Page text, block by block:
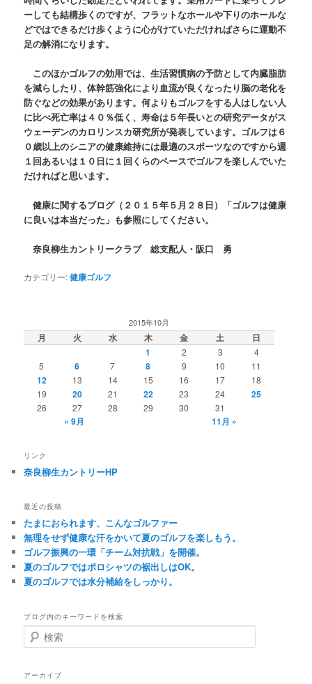
ーしても結構歩くのですが、フラットなホールや下りのホールな
どではできるだけ歩くように心がけていただければさらに運動不
足の解消になります。
このほかゴルフの効用では、生活習慣病の予防として内臓脂肪
を減らしたり、体幹筋強化により血流が良くなったり脳の老化を
防ぐなどの効果があります。何よりもゴルフをする人はしない人
に比べ死亡率は４０％低く、寿命は５年長いとの研究データがス
ウェーデンのカロリンスカ研究所が発表しています。ゴルフは６
０歳以上のシニアの健康維持には最適のスポーツなのですから週
１回あるいは１０日に１回くらのペースでゴルフを楽しんでいた
だければと思います。
健康に関するブログ（２０１５年５月２８日）「ゴルフは健康
に良いは本当だった」も参照にしてください。
奈良柳生カントリークラブ 総支配人・阪口 勇
カテゴリー:健康ゴルフ
2015年10月
月 火 水 木 金 土
日
1
2 3
4
5
6 7 8 9 10 11
12 13 14 15 16 17
18
19
20 21 22 23 24 25
26 27 28 29 30 31
« 9月 11月 »
リンク
奈良柳生カントリーHP
最近の投稿
たまにおられます、こんなゴルファー
無理をせず健康な汗をかいて夏のゴルフを楽しもう。
ゴルフ振興の一環「チーム対抗戦」を開催。
夏のゴルフではポロシャツの裾出しはOK。
夏のゴルフでは水分補給をしっかり。
ブログ内のキーワードを検索
検
索
アーカイブ